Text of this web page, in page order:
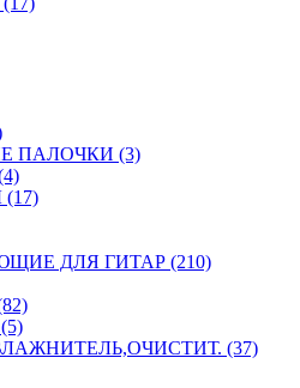
ПАЛОЧКИ (3)
ДЛЯ ГИТАР (210)
(37)